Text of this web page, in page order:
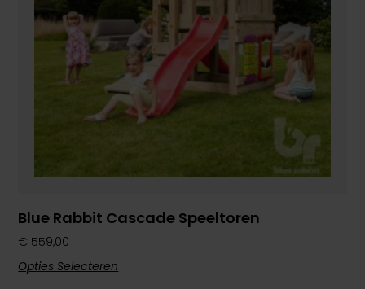
Blue Rabbit Cascade Speeltoren
€ 559,00
Opties Selecteren